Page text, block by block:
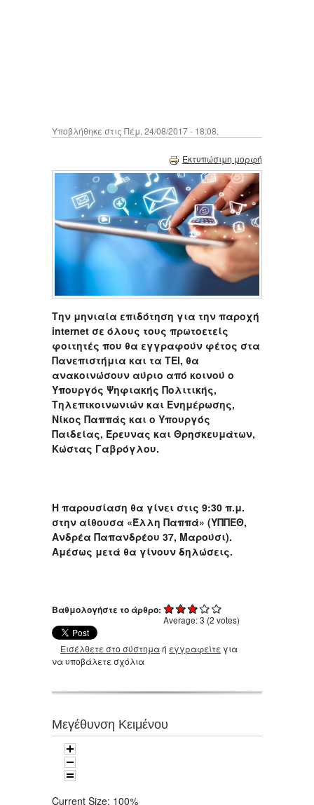
Υποβλήθηκε στις Πέμ, 24/08/2017 - 18:08.
Εκτυπώσιμη μορφή
Την μηνιαία επιδότηση για την παροχή
internet σε όλους τους πρωτοετείς
φοιτητές που θα εγγραφούν φέτος στα
Πανεπιστήμια και τα ΤΕΙ, θα
ανακοινώσουν αύριο από κοινού ο
Υπουργός Ψηφιακής Πολιτικής,
Τηλεπικοινωνιών και Ενημέρωσης,
Νίκος Παππάς και ο Υπουργός
Παιδείας, Έρευνας και Θρησκευμάτων,
Κώστας Γαβρόγλου.
Η παρουσίαση θα γίνει στις 9:30 π.μ.
στην αίθουσα «Έλλη Παππά» (ΥΠΠΕΘ,
Ανδρέα Παπανδρέου 37, Μαρούσι).
Αμέσως μετά θα γίνουν δηλώσεις.
Βαθμολογήστε το άρθρο:
Average:3 (2 votes)
Εισέλθετε στο σύστημαή εγγραφείτε για
να υποβάλετε σχόλια
Μεγέθυνση Κειμένου
Current Size: 100%